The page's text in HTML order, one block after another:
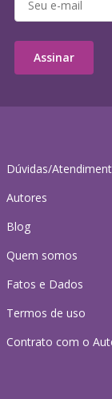
Dúvidas/
Autores
Blog
Quem somos
Fatos e Dados
Termos de uso
Contrato com o
Assinar